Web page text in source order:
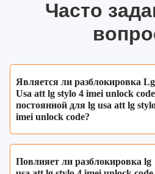
Часто
Является ли разблокировка Lg
Usa att lg stylo 4 imei unlock code
постоянной для lg usa att lg
imei unlock code?
Повлияет ли разблокировка lg